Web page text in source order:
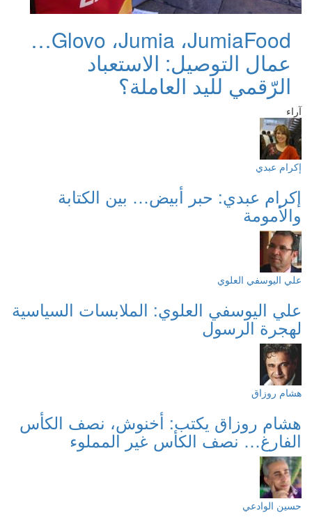
Glovo ،Jumia ،JumiaFood…
عمال التوصيل: الاستعباد
الرّقمي لليد العاملة؟
آراء
إكرام عبدي
إكرام عبدي: حبر أبيض… بين الكتابة
والأمومة
علي اليوسفي العلوي
علي اليوسفي العلوي: الملابسات السياسية
لهجرة الرسول
هشام روزاق
هشام روزاق يكتب: أخنوش، نصف الكأس
الفارغ… نصف الكأس غير المملوء
حسين الوادعي